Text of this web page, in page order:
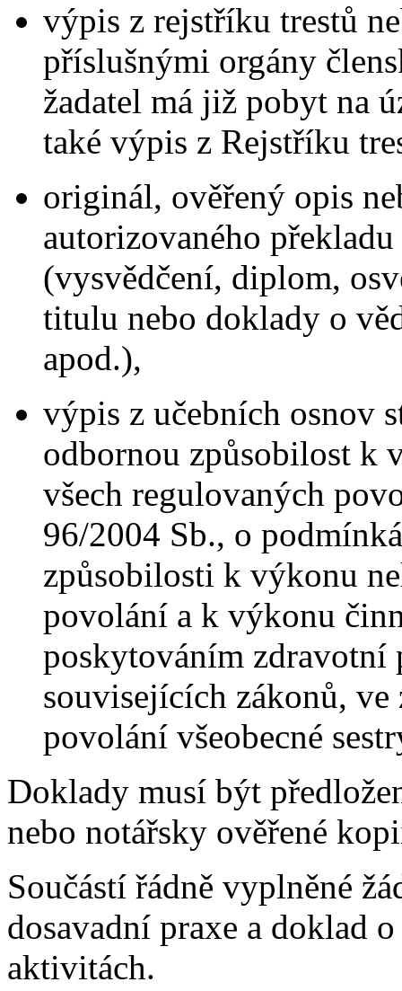
výpis z rejstříku trestů
příslušnými orgány
žadatel má již pobyt na
také výpis z Rejstříku
originál, ověřený opis
autorizovaného
(vysvědčení, diplom,
titulu nebo doklady o
apod.),
výpis z učebních osnov
odbornou způsobilost k
všech regulovaných
96/2004 Sb., o
způsobilosti k výkonu
povolání a k výkonu
poskytováním zdravotní
souvisejících zákonů,
povolání všeobecné
Doklady musí být
nebo notářsky ověřené
Součástí řádně vyplněné
dosavadní praxe a doklad
aktivitách.